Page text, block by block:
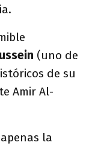
(uno de
de su
Amir Al-
la